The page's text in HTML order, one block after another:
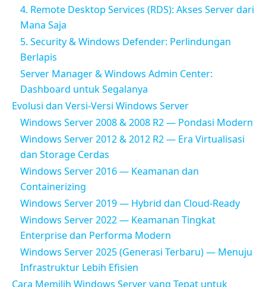
4. Remote Desktop Services (RDS): Akses Server dari
Mana Saja
5. Security & Windows Defender: Perlindungan
Berlapis
Server Manager & Windows Admin Center:
Dashboard untuk Segalanya
Evolusi dan Versi-Versi Windows Server
Windows Server 2008 & 2008 R2 — Pondasi Modern
Windows Server 2012 & 2012 R2 — Era Virtualisasi
dan Storage Cerdas
Windows Server 2016 — Keamanan dan
Containerizing
Windows Server 2019 — Hybrid dan Cloud-Ready
Windows Server 2022 — Keamanan Tingkat
Enterprise dan Performa Modern
Windows Server 2025 (Generasi Terbaru) — Menuju
Infrastruktur Lebih Efisien
Cara Memilih Windows Server yang Tepat untuk